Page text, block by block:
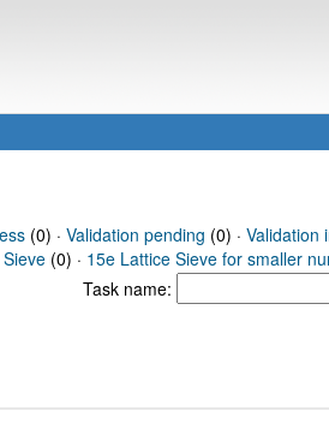
(0) · Validation pending (0) · Validation
(0) · 15e Lattice Sieve for smaller
Task name: